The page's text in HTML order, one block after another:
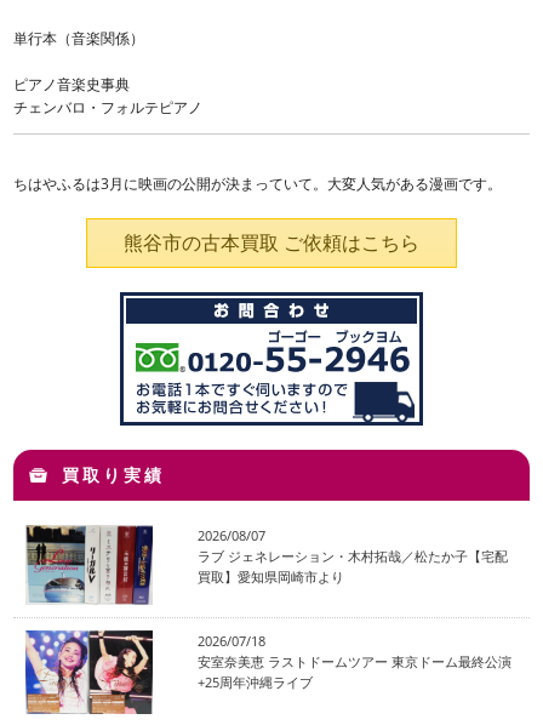
単行本（音楽関係）
ピアノ音楽史事典
チェンバロ・フォルテピアノ
ちはやふるは3月に映画の公開が決まっていて。大変人気がある漫画です。
熊谷市の古本買取 ご依頼はこちら
買取り実績
2026/08/07
ラブ ジェネレーション・木村拓哉／松たか子【宅配
買取】愛知県岡崎市より
2026/07/18
安室奈美恵 ラストドームツアー 東京ドーム最終公演
+25周年沖縄ライブ